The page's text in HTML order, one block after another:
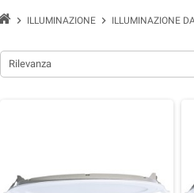
chevron_right ILLUMINAZIONE chevron_right ILLUMINAZIONE
Rilevanza